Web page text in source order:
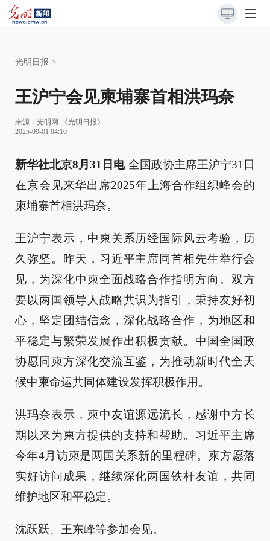
光明日报 >
王沪宁会见柬埔寨首相洪玛奈
来源： 光明网-《光明日报》
2025-09-01 04:10
新华社北京8月31日电全国政协主席王沪宁31日
在京会见来华出席2025年上海合作组织峰会的
柬埔寨首相洪玛奈。
王沪宁表示，中柬关系历经国际风云考验，历
久弥坚。昨天，习近平主席同首相先生举行会
见，为深化中柬全面战略合作指明方向。双方
要以两国领导人战略共识为指引，秉持友好初
心，坚定团结信念，深化战略合作，为地区和
平稳定与繁荣发展作出积极贡献。中国全国政
协愿同柬方深化交流互鉴，为推动新时代全天
候中柬命运共同体建设发挥积极作用。
洪玛奈表示，柬中友谊源远流长，感谢中方长
期以来为柬方提供的支持和帮助。习近平主席
今年4月访柬是两国关系新的里程碑。柬方愿落
实好访问成果，继续深化两国铁杆友谊，共同
维护地区和平稳定。
沈跃跃、王东峰等参加会见。